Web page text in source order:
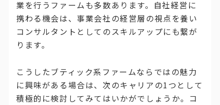
業を行うファームも多数あります。自社経営に
携わる機会は、事業会社の経営層の視点を養い
コンサルタントとしてのスキルアップにも繋が
ります。
こうしたブティック系ファームならではの魅力
に興味がある場合は、次のキャリアの1つとして
積極的に検討してみてはいかがでしょうか。コ